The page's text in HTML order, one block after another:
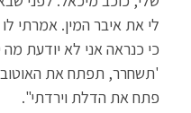
לי את איבר המין. אמרתי
כי כנראה אני לא יודעת
'תשחרר, תפתח את
פתח את הדלת וירדתי".